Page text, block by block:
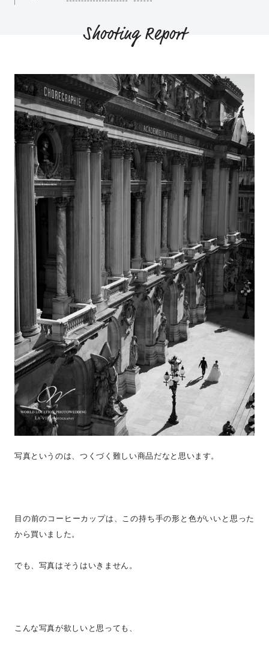
Shooting Report
写真というのは、つくづく難しい商品だなと思います。
目の前のコーヒーカップは、この持ち手の形と色がいいと思った
から買いました。
でも、写真はそうはいきません。
こんな写真が欲しいと思っても、